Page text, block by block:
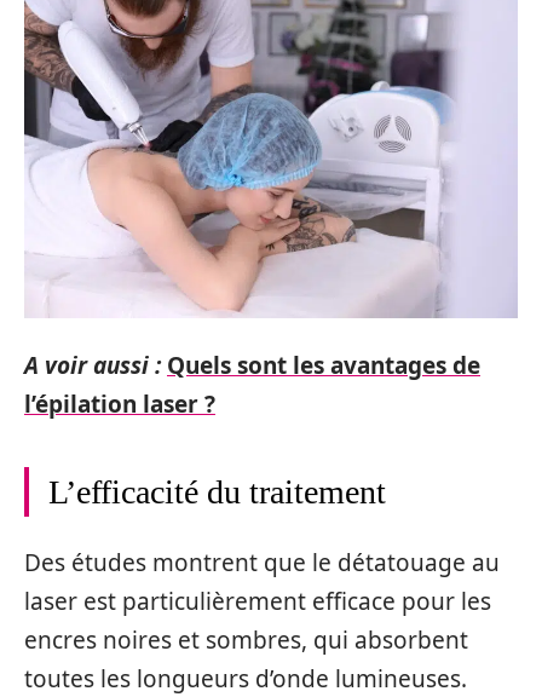
A voir aussi : Quels sont les avantages de
l’épilation laser ?
L’efficacité du traitement
Des études montrent que le détatouage au
laser est particulièrement efficace pour les
encres noires et sombres, qui absorbent
toutes les longueurs d’onde lumineuses.